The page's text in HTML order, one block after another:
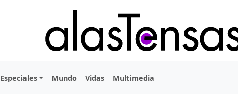
Especiales Mundo Vidas Multimedia